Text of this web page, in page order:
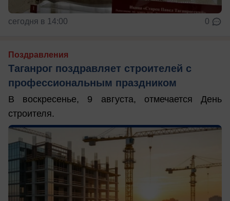
сегодня в 14:00 0
Поздравления
Таганрог поздравляет строителей с
профессиональным праздником
В воскресенье, 9 августа, отмечается День
строителя.